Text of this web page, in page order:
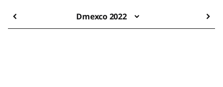
Dmexco 2022